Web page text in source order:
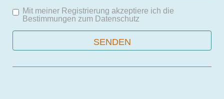
Mit meiner Registrierung akzeptiere ich die
Bestimmungen zum Datenschutz